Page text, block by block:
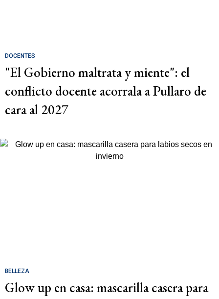
DOCENTES
"El Gobierno maltrata y miente": el
conflicto docente acorrala a Pullaro de
cara al 2027
BELLEZA
Glow up en casa: mascarilla casera para